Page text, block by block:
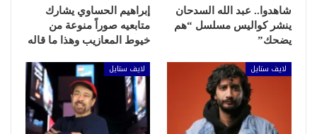
شاهدوا.. عبد الله السدحان
ينشر كواليس مسلسل “هم
يضحك”
إبراهيم الحساوي يشارك
متابعيه صوراً منوعة من
خيوط المعازيب وهذا ما قاله
لايف ستايل لايف ستايل